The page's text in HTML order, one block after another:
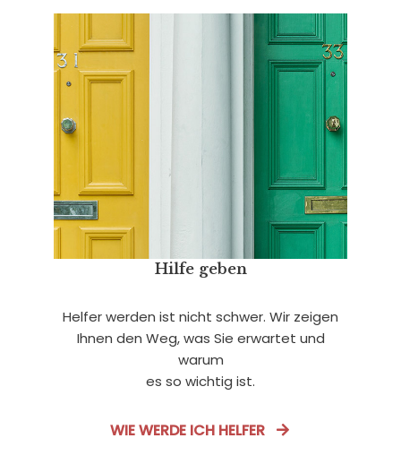
Hilfe geben
Helfer werden ist nicht schwer. Wir zeigen
Ihnen den Weg, was Sie erwartet und
warum
es so wichtig ist.
WIE WERDE ICH HELFER